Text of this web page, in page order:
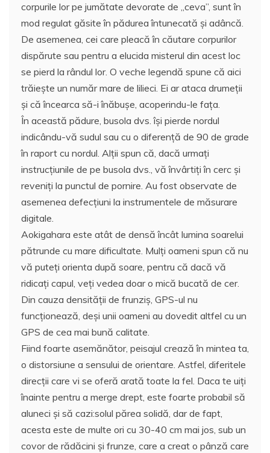
corpurile lor pe jumătate devorate de „ceva”, sunt în
mod regulat găsite în pădurea întunecată şi adâncă.
De asemenea, cei care pleacă în căutare corpurilor
dispărute sau pentru a elucida misterul din acest loc
se pierd la rândul lor. O veche legendă spune că aici
trăieşte un număr mare de lilieci. Ei ar ataca drumeţii
şi că încearca să-i înăbuşe, acoperindu-le faţa.
În această pădure, busola dvs. îşi pierde nordul
indicându-vă sudul sau cu o diferenţă de 90 de grade
în raport cu nordul. Alţii spun că, dacă urmaţi
instrucţiunile de pe busola dvs., vă învârtiţi în cerc şi
reveniţi la punctul de pornire. Au fost observate de
asemenea defecţiuni la instrumentele de măsurare
digitale.
Aokigahara este atât de densă încât lumina soarelui
pătrunde cu mare dificultate. Mulţi oameni spun că nu
vă puteţi orienta după soare, pentru că dacă vă
ridicaţi capul, veţi vedea doar o mică bucată de cer.
Din cauza densităţii de frunziş, GPS-ul nu
funcţionează, deşi unii oameni au dovedit altfel cu un
GPS de cea mai bună calitate.
Fiind foarte asemănător, peisajul crează în mintea ta,
o distorsiune a sensului de orientare. Astfel, diferitele
direcţii care vi se oferă arată toate la fel. Daca te uiţi
înainte pentru a merge drept, este foarte probabil să
aluneci şi să cazi:solul părea solidă, dar de fapt,
acesta este de multe ori cu 30-40 cm mai jos, sub un
covor de rădăcini şi frunze, care a creat o pânză care